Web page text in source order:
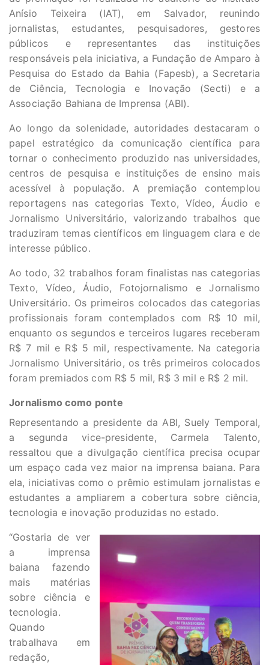
Anísio Teixeira (IAT), em Salvador, reunindo
jornalistas, estudantes, pesquisadores, gestores
públicos e representantes das instituições
responsáveis pela iniciativa, a Fundação de Amparo à
Pesquisa do Estado da Bahia (Fapesb), a Secretaria
de Ciência, Tecnologia e Inovação (Secti) e a
Associação Bahiana de Imprensa (ABI).
Ao longo da solenidade, autoridades destacaram o
papel estratégico da comunicação científica para
tornar o conhecimento produzido nas universidades,
centros de pesquisa e instituições de ensino mais
acessível à população. A premiação contemplou
reportagens nas categorias Texto, Vídeo, Áudio e
Jornalismo Universitário, valorizando trabalhos que
traduziram temas científicos em linguagem clara e de
interesse público.
Ao todo, 32 trabalhos foram finalistas nas categorias
Texto, Vídeo, Áudio, Fotojornalismo e Jornalismo
Universitário. Os primeiros colocados das categorias
profissionais foram contemplados com R$ 10 mil,
enquanto os segundos e terceiros lugares receberam
R$ 7 mil e R$ 5 mil, respectivamente. Na categoria
Jornalismo Universitário, os três primeiros colocados
foram premiados com R$ 5 mil, R$ 3 mil e R$ 2 mil.
Jornalismo como ponte
Representando a presidente da ABI, Suely Temporal,
a segunda vice-presidente, Carmela Talento,
ressaltou que a divulgação científica precisa ocupar
um espaço cada vez maior na imprensa baiana. Para
ela, iniciativas como o prêmio estimulam jornalistas e
estudantes a ampliarem a cobertura sobre ciência,
tecnologia e inovação produzidas no estado.
“Gostaria de ver
a imprensa
baiana fazendo
mais matérias
sobre ciência e
tecnologia.
Quando
trabalhava em
redação,